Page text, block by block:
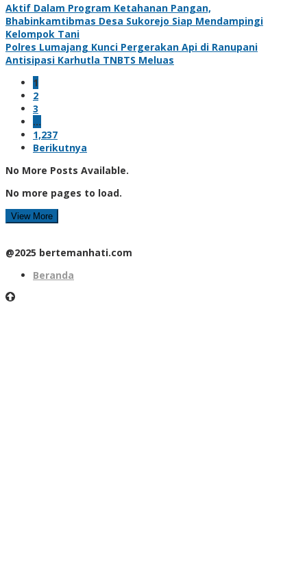
Aktif Dalam Program Ketahanan Pangan,
Bhabinkamtibmas Desa Sukorejo Siap Mendampingi
Kelompok Tani
Polres Lumajang Kunci Pergerakan Api di Ranupani
Antisipasi Karhutla TNBTS Meluas
1
2
3
…
1,237
Berikutnya
No More Posts Available.
No more pages to load.
View More
@2025 bertemanhati.com
Beranda